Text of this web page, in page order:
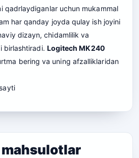
qadrlaydiganlar uchun mukammal
har qanday joyda qulay ish joyini
dizayn, chidamlilik va
birlashtiradi. Logitech MK240
bering va uning afzalliklaridan
mahsulotlar